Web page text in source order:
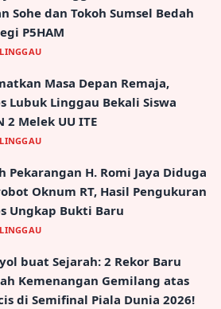
Sohe dan Tokoh Sumsel Bedah
P5HAM
Masa Depan Remaja,
Lubuk Linggau Bekali Siswa
2 Melek UU ITE
Pekarangan H. Romi Jaya Diduga
Oknum RT, Hasil Pengukuran
Ungkap Bukti Baru
buat Sejarah: 2 Rekor Baru
Kemenangan Gemilang atas
di Semifinal Piala Dunia 2026!